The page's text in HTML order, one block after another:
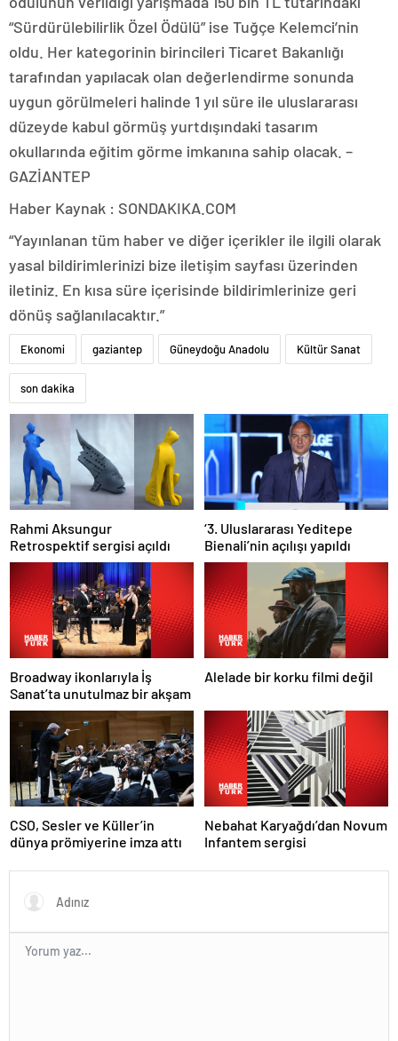
“Sürdürülebilirlik Özel Ödülü” ise Tuğçe Kelemci’nin
oldu. Her kategorinin birincileri Ticaret Bakanlığı
tarafından yapılacak olan değerlendirme sonunda
uygun görülmeleri halinde 1 yıl süre ile uluslararası
düzeyde kabul görmüş yurtdışındaki tasarım
okullarında eğitim görme imkanına sahip olacak. –
GAZİANTEP
Haber Kaynak : SONDAKIKA.COM
“Yayınlanan tüm haber ve diğer içerikler ile ilgili olarak
yasal bildirimlerinizi bize iletişim sayfası üzerinden
iletiniz. En kısa süre içerisinde bildirimlerinize geri
dönüş sağlanılacaktır.”
Ekonomi gaziantep Güneydoğu Anadolu Kültür Sanat
son dakika
Rahmi Aksungur
Retrospektif sergisi açıldı
‘3. Uluslararası Yeditepe
Bienali’nin açılışı yapıldı
Broadway ikonlarıyla İş
Sanat’ta unutulmaz bir akşam
Alelade bir korku filmi değil
CSO, Sesler ve Küller’in
dünya prömiyerine imza attı
Nebahat Karyağdı’dan Novum
Infantem sergisi